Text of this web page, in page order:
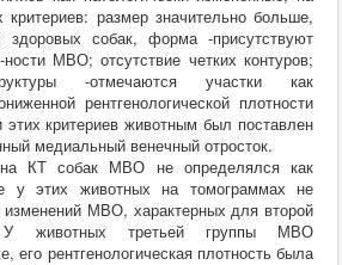
размер значительно больше,
собак, форма -присутствуют
МВО; отсутствие четких контуров;
-отмечаются участки как
рентгенологической плотности
критериев животным был поставлен
медиальный венечный отросток.
КТ собак МВО не определялся как
у этих животных на томограммах не
изменений МВО, характерных для второй
У животных третьей группы МВО
его рентгенологическая плотность была